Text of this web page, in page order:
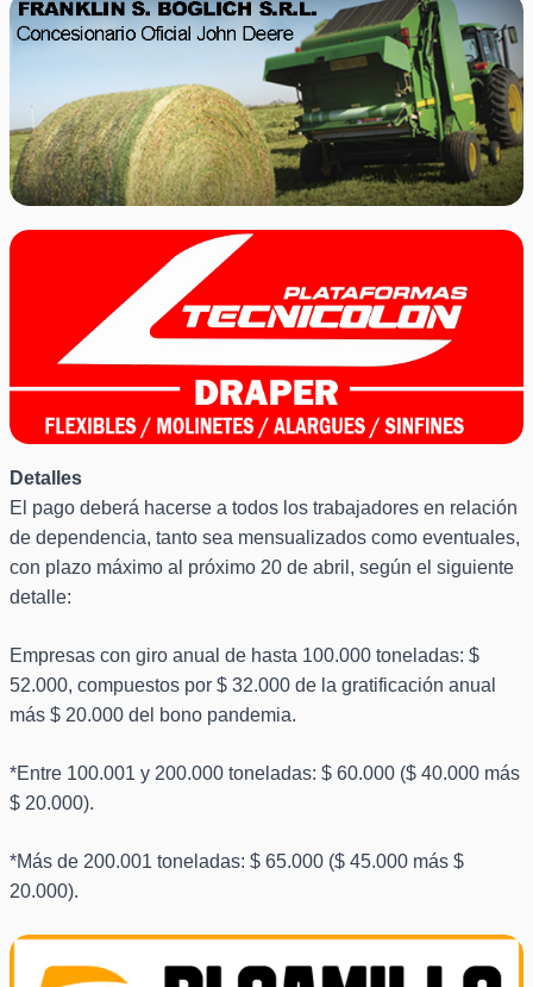
Detalles
El pago deberá hacerse a todos los trabajadores en relación
de dependencia, tanto sea mensualizados como eventuales,
con plazo máximo al próximo 20 de abril, según el siguiente
detalle:
Empresas con giro anual de hasta 100.000 toneladas: $
52.000, compuestos por $ 32.000 de la gratificación anual
más $ 20.000 del bono pandemia.
*Entre 100.001 y 200.000 toneladas: $ 60.000 ($ 40.000 más
$ 20.000).
*Más de 200.001 toneladas: $ 65.000 ($ 45.000 más $
20.000).